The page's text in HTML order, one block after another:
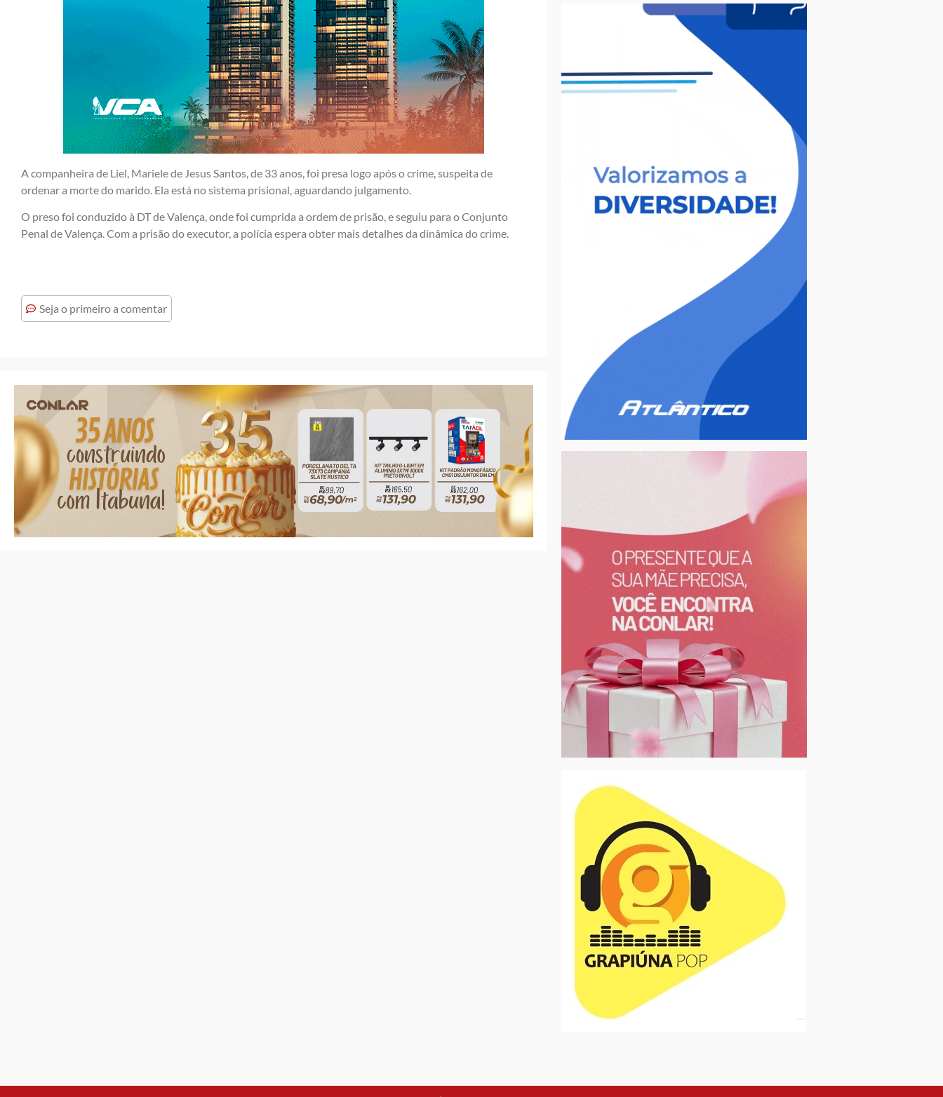
A companheira de Liel, Mariele de Jesus Santos, de 33 anos, foi presa logo após o crime, suspeita de
ordenar a morte do marido. Ela está no sistema prisional, aguardando julgamento.
O preso foi conduzido à DT de Valença, onde foi cumprida a ordem de prisão, e seguiu para o Conjunto
Penal de Valença. Com a prisão do executor, a polícia espera obter mais detalhes da dinâmica do crime.
Seja o primeiro a comentar